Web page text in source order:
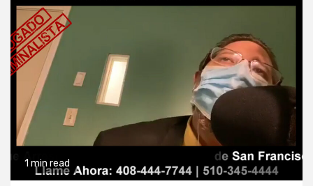
1 min read